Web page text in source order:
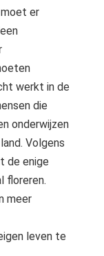
er
werkt in de
die
onderwijzen
Volgens
de enige
floreren.
meer
leven te